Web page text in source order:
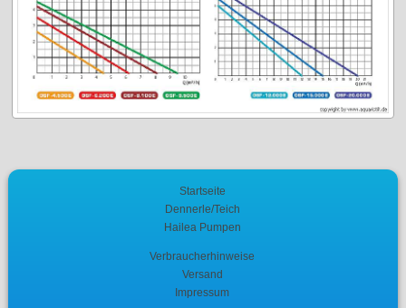
Startseite
Dennerle/Teich
Hailea Pumpen
Verbraucherhinweise
Versand
Impressum